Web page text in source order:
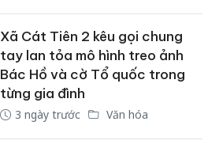
Xã Cát Tiên 2 kêu gọi chung
tay lan tỏa mô hình treo ảnh
Bác Hồ và cờ Tổ quốc trong
từng gia đình
3 ngày trước Văn hóa